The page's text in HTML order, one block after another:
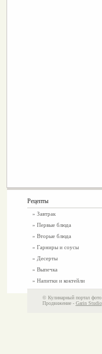
Рецепты
» Завтрак
» Первые блюда
» Вторые блюда
» Гарниры и соусы
» Десерты
» Выпечка
» Напитки и коктейли
© Кулинарный портал фото
Продвижение - Garin Studio